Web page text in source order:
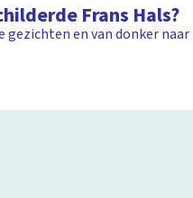
Frans Hals?
gezichten en van donker naar